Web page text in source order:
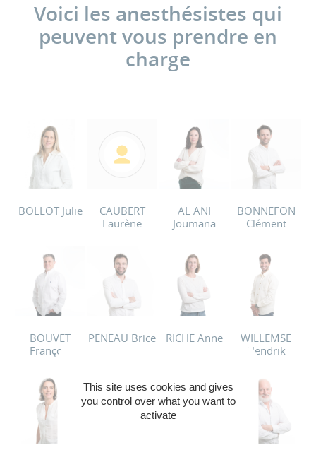
Voici les anesthésistes qui
peuvent vous prendre en
charge
BOLLOT Julie
CAUBERT
Laurène
AL ANI
Joumana
BONNEFON
Clément
BOUVET
François
PENEAU Brice RICHE Anne
WILLEMSE
Hendrik
This site uses cookies and gives
you control over what you want to
activate